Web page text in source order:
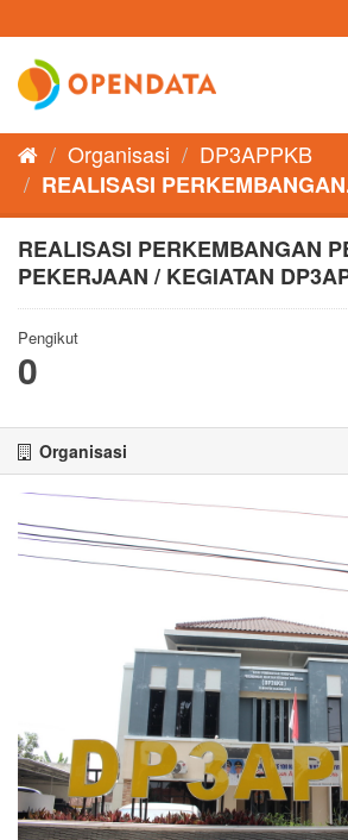
to
content
Organisasi
DP3APPKB
REALISASI
REALISASI PERKEMBANGAN
PEKERJAAN / KEGIATAN
Pengikut
0
Organisasi